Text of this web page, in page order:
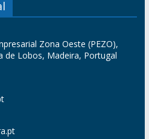
Zona Oeste (PEZO),
de Lobos, Madeira, Portugal